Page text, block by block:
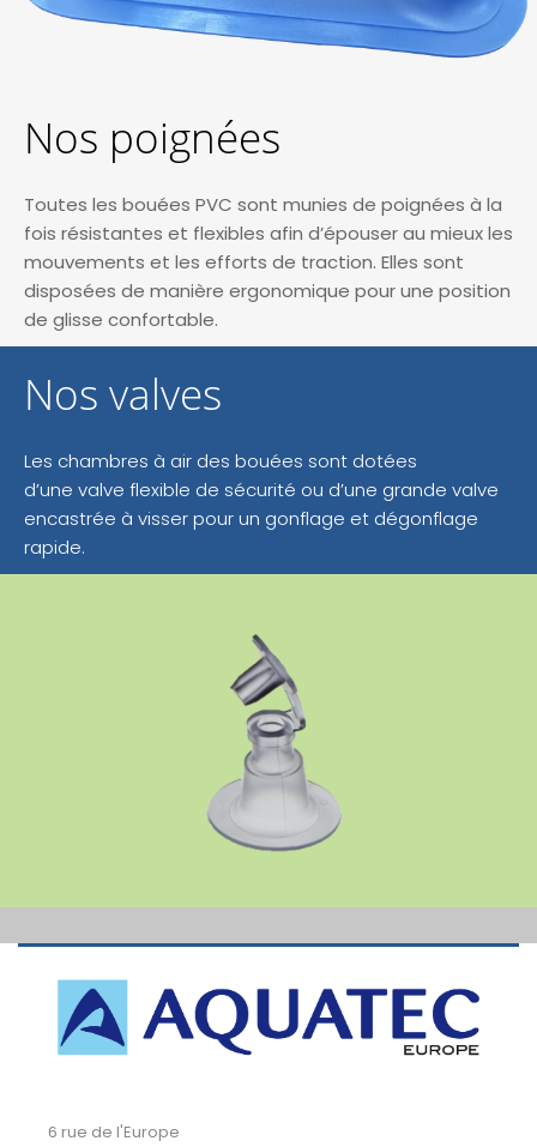
Nos poignées
Toutes les bouées PVC sont munies de poignées à la
fois résistantes et flexibles afin d’épouser au mieux les
mouvements et les efforts de traction. Elles sont
disposées de manière ergonomique pour une position
de glisse confortable.
Nos valves
Les chambres à air des bouées sont dotées
d’une valve flexible de sécurité ou d’une grande valve
encastrée à visser pour un gonflage et dégonflage
rapide.
6 rue de l'Europe